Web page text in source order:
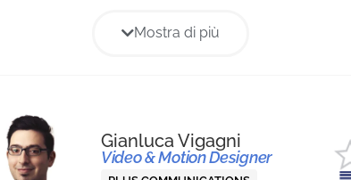
director in agenzie come XYZ a
collaborato con case editrici
Mondadori e Longanesi.
Mostra di più
Gianluca Vigagni
Video & Motion Designer